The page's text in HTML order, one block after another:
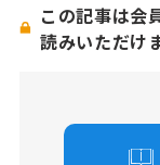
この記事は会
読みいただけ